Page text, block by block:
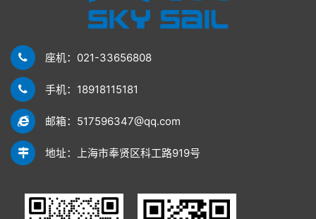
座机：021-33656808
手机：18918115181
邮箱：517596347@qq.com
地址：上海市奉贤区科工路919号